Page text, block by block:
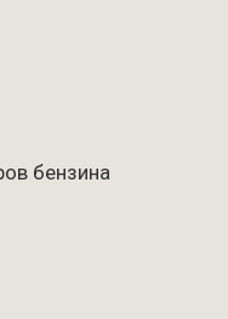
бензина